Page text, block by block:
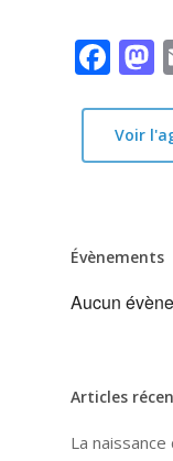
Voir
Évènements
Aucun
Articles
La